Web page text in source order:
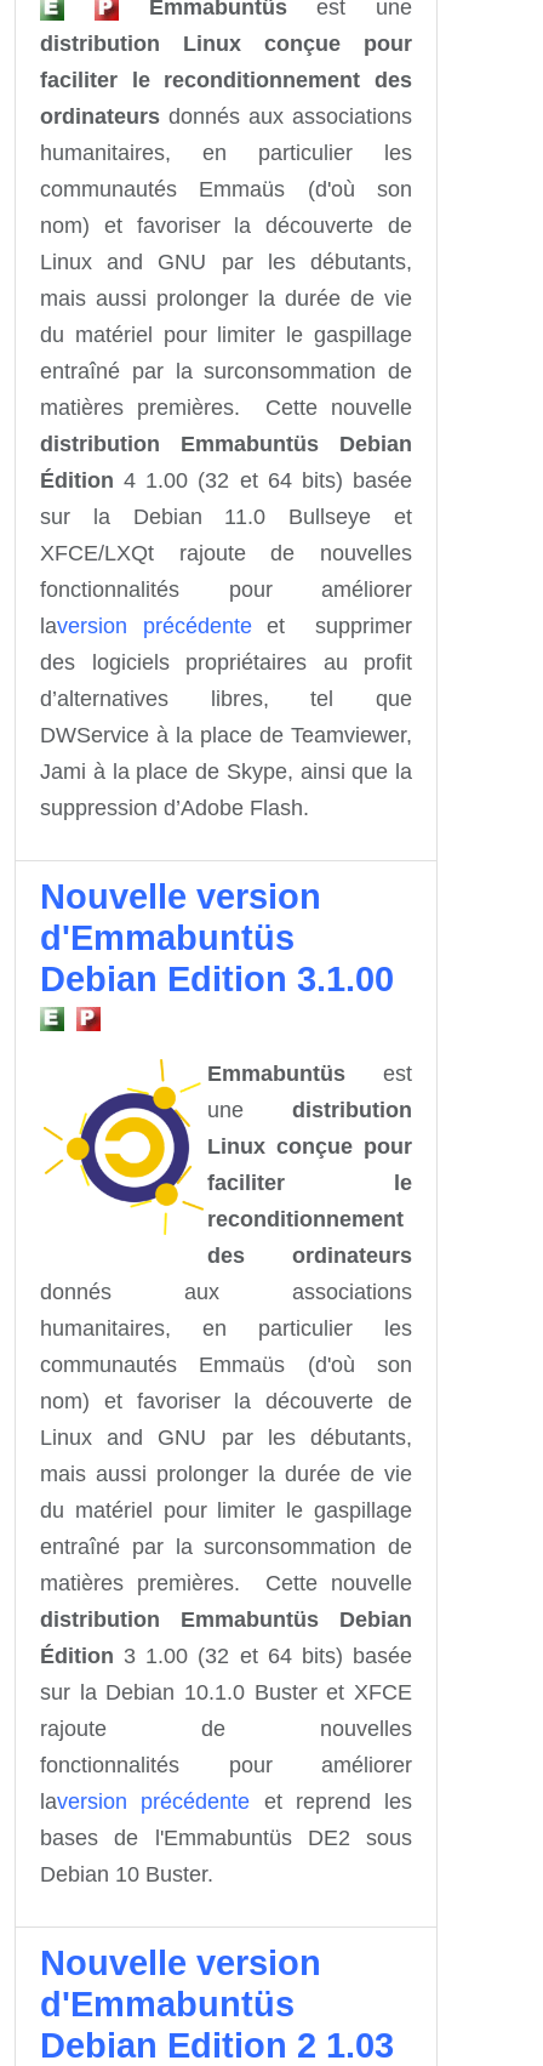
Emmabuntüsest une
distribution Linux conçue pour
faciliter le reconditionnement des
ordinateurs donnés aux associations
humanitaires, en particulier les
communautés Emmaüs (d'où son
nom) et favoriser la découverte de
Linux and GNU par les débutants,
mais aussi prolonger la durée de vie
du matériel pour limiter le gaspillage
entraîné par la surconsommation de
matières premières. Cette nouvelle
distribution Emmabuntüs Debian
Édition 4 1.00 (32 et 64 bits) basée
sur la Debian 11.0 Bullseye et
XFCE/LXQt rajoute de nouvelles
fonctionnalités pour améliorer
laversion précédente
et supprimer
des logiciels propriétaires au profit
d’alternatives libres, tel que
DWService à la place de Teamviewer,
Jami à la place de Skype, ainsi que la
suppression d’Adobe Flash.
Nouvelle version
d'Emmabuntüs
Debian Edition 3.1.00
Emmabuntüs est
une distribution
Linux conçue pour
faciliter le
reconditionnement
des ordinateurs
donnés aux associations
humanitaires, en particulier les
communautés Emmaüs (d'où son
nom) et favoriser la découverte de
Linux and GNU par les débutants,
mais aussi prolonger la durée de vie
du matériel pour limiter le gaspillage
entraîné par la surconsommation de
matières premières. Cette nouvelle
distribution Emmabuntüs Debian
Édition 3 1.00 (32 et 64 bits) basée
sur la Debian 10.1.0 Buster et XFCE
rajoute de nouvelles
fonctionnalités pour améliorer
laversion précédente et reprend les
bases de l'Emmabuntüs DE2 sous
Debian 10 Buster.
Nouvelle version
d'Emmabuntüs
Debian Edition 2 1.03